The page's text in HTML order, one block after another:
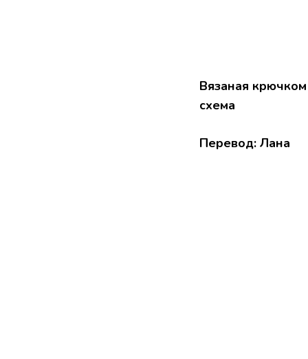
Вязаная крючком
схема
Перевод: Лана